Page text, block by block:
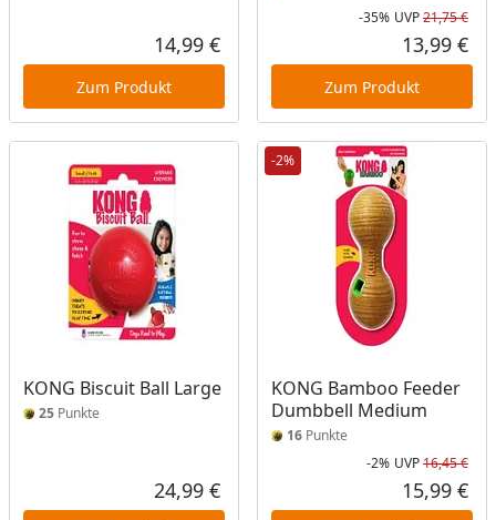
Aktueller Preis
14,99 €
Zum Produkt
-35% UVP21,75 €
13,99 €
Zum Produkt
KONG Biscuit Ball Large
25 Punkte
Aktueller Preis
24,99 €
-2%
KONG Bamboo Feeder
Dumbbell Medium
16Punkte
-2% UVP16,45 €
15,99 €